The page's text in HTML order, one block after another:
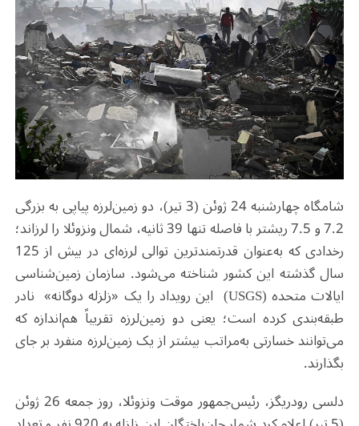
شامگاه چهارشنبه 24 ژوئن (3 تیر)، دو زمین‌لرزه پیاپی به بزرگی
7.2 و 7.5 ریشتر با فاصله تنها 39 ثانیه، شمال ونزوئلا را لرزاند؛
رخدادی که به‌عنوان قدرتمندترین توالی لرزه‌ای در بیش از 125
سال گذشته این کشور شناخته می‌شود. سازمان زمین‌شناسی
ایالات متحده (USGS) این رویداد را یک «زلزله دوگانه» نادر
طبقه‌بندی کرده است؛ یعنی دو زمین‌لرزه تقریباً هم‌اندازه که
می‌توانند خسارتی به‌مراتب بیشتر از یک زمین‌لرزه منفرد بر جای
بگذارند.
دلسی رودریگز، رئیس‌جمهور موقت ونزوئلا، روز جمعه 26 ژوئن